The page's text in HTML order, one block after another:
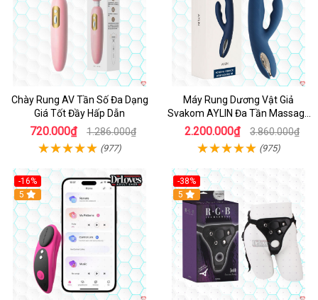
Chày Rung AV Tần Số Đa Dạng
Giá Tốt Đầy Hấp Dẫn
720.000₫ 1.286.000₫
(977)
Máy Rung Dương Vật Giả
Svakom AYLIN Đa Tần Massage
Sướng
2.200.000₫ 3.860.000₫
(975)
-16%
Hot
5
-38%
Hot
5